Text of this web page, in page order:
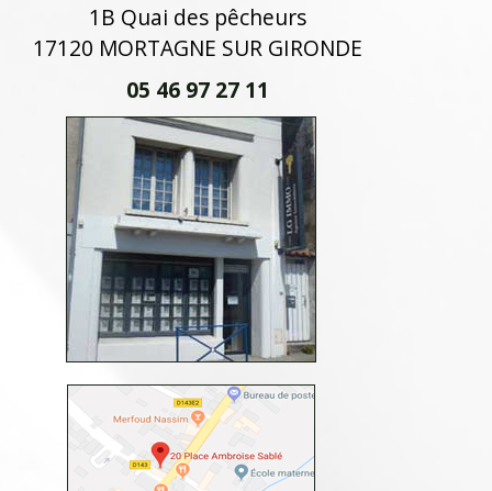
1B Quai des pêcheurs
17120 MORTAGNE SUR GIRONDE
05 46 97 27 11